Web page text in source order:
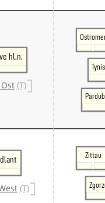
hl.n.
(T)
(T)
Zittau